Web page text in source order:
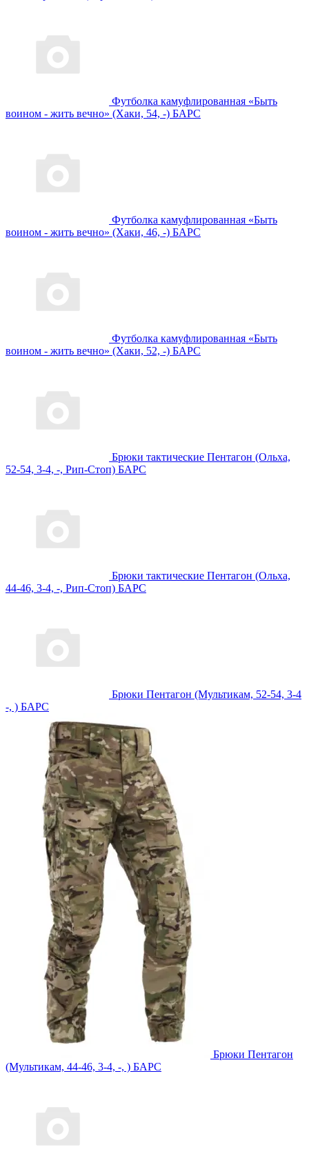
Футболка камуфлированная «Быть
воином - жить вечно» (Хаки, 54, -) БАРС
Футболка камуфлированная «Быть
воином - жить вечно» (Хаки, 46, -) БАРС
Футболка камуфлированная «Быть
воином - жить вечно» (Хаки, 52, -) БАРС
Брюки тактические Пентагон (Ольха,
52-54, 3-4, -, Рип-Стоп) БАРС
Брюки тактические Пентагон (Ольха,
44-46, 3-4, -, Рип-Стоп) БАРС
Брюки Пентагон (Мультикам, 52-54, 3-4
-, ) БАРС
Брюки Пентагон
(Мультикам, 44-46, 3-4, -, ) БАРС